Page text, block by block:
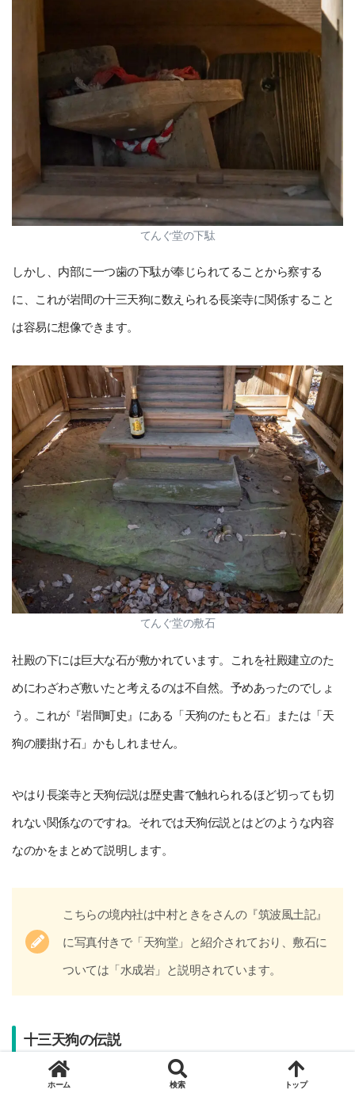
てんぐ堂の下駄
しかし、内部に一つ歯の下駄が奉じられてることから察する
に、これが岩間の十三天狗に数えられる長楽寺に関係すること
は容易に想像できます。
てんぐ堂の敷石
社殿の下には巨大な石が敷かれています。これを社殿建立のた
めにわざわざ敷いたと考えるのは不自然。予めあったのでしょ
う。これが『岩間町史』にある「天狗のたもと石」または「天
狗の腰掛け石」かもしれません。
やはり長楽寺と天狗伝説は歴史書で触れられるほど切っても切
れない関係なのですね。それでは天狗伝説とはどのような内容
なのかをまとめて説明します。
こちらの境内社は中村ときをさんの『筑波風土記』
に写真付きで「天狗堂」と紹介されており、敷石に
ついては「水成岩」と説明されています。
十三天狗の伝説
ホーム 検索 トップ